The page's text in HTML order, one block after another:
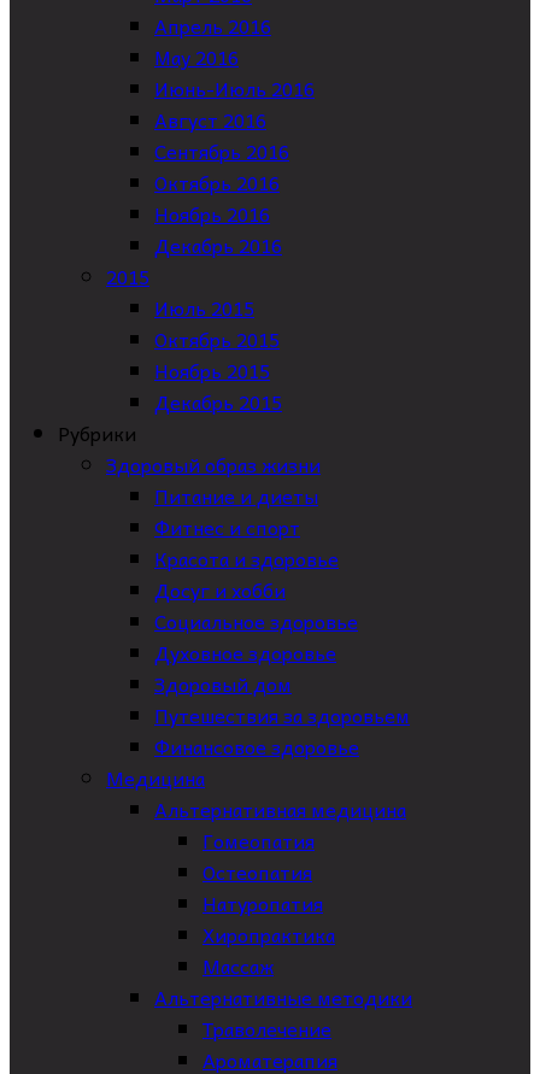
Апрель 2016
May 2016
Июнь-Июль 2016
Август 2016
Сентябрь 2016
Октябрь 2016
Ноябрь 2016
Декабрь 2016
2015
Июль 2015
Октябрь 2015
Ноябрь 2015
Декабрь 2015
Рубрики
Здоровый образ жизни
Питание и диеты
Фитнес и спорт
Красота и здоровье
Досуг и хобби
Социальное здоровье
Духовное здоровье
Здоровый дом
Путешествия за здоровьем
Финансовое здоровье
Медицина
Альтернативная медицина
Гомеопатия
Остеопатия
Натуропатия
Хиропрактика
Массаж
Альтернативные методики
Траволечение
Ароматерапия